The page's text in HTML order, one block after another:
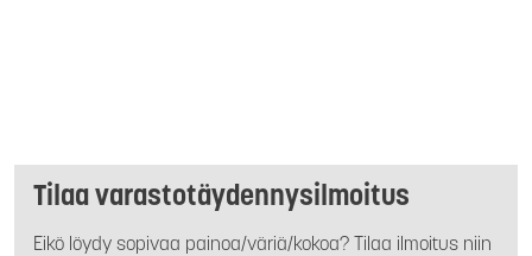
Tilaa varastotäydennysilmoitus
Eikö löydy sopivaa painoa/väriä/kokoa? Tilaa ilmoitus niin